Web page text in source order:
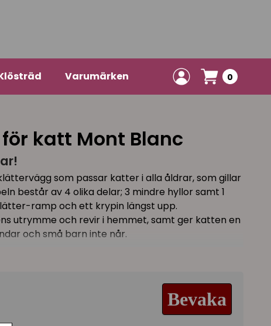
Varumärken 0
katt Mont Blanc
som passar katter i alla åldrar, som gillar
består av 4 olika delar; 3 mindre hyllor samt 1
ramp och ett krypin längst upp.
utrymme och revir i hemmet, samt ger katten en
och små barn inte når.
är klädda med en beige korthårig plysch och
genom att mixas och matchas ihop med de
serie - serien är döpt efter höga berg i Alperna!
Bevaka